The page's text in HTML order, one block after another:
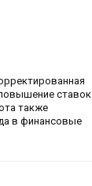
ставок
также
в финансовые